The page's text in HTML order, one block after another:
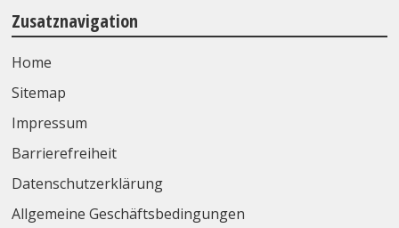
Zusatznavigation
Home
Sitemap
Impressum
Barrierefreiheit
Datenschutzerklärung
Allgemeine Geschäftsbedingungen